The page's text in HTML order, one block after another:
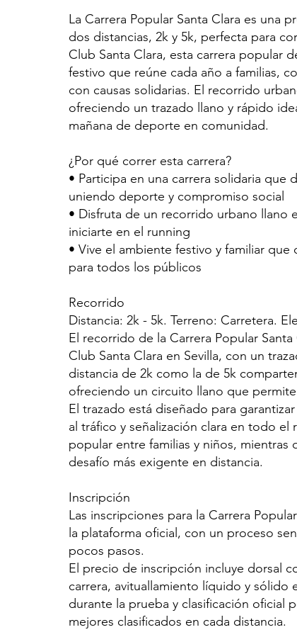
La Carrera Popular Santa Clara es una
dos distancias, 2k y 5k, perfecta para
Club Santa Clara, esta carrera popular
festivo que reúne cada año a familias,
con causas solidarias. El recorrido
ofreciendo un trazado llano y rápido
mañana de deporte en comunidad.
¿Por qué correr esta carrera?
• Participa en una carrera solidaria que
uniendo deporte y compromiso social
• Disfruta de un recorrido urbano llano
iniciarte en el running
• Vive el ambiente festivo y familiar
para todos los públicos
Recorrido
Distancia: 2k - 5k. Terreno: Carretera.
El recorrido de la Carrera Popular
Club Santa Clara en Sevilla, con un
distancia de 2k como la de 5k
ofreciendo un circuito llano que
El trazado está diseñado para
al tráfico y señalización clara en todo
popular entre familias y niños,
desafío más exigente en distancia.
Inscripción
Las inscripciones para la Carrera
la plataforma oficial, con un proceso
pocos pasos.
El precio de inscripción incluye dorsal
carrera, avituallamiento líquido y
durante la prueba y clasificación oficial
mejores clasificados en cada distancia.